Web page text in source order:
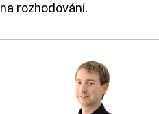
na rozhodování.